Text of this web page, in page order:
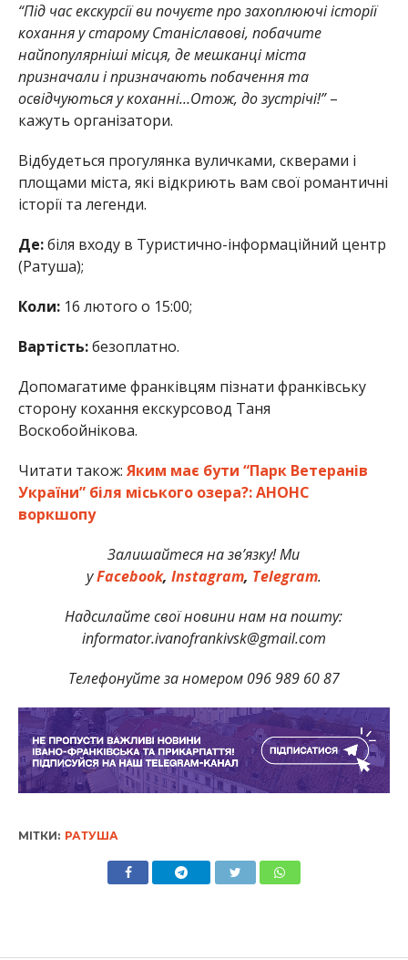
“Під час екскурсії ви почуєте про захоплюючі історії
кохання у старому Станіславові, побачите
найпопулярніші місця, де мешканці міста
призначали і призначають побачення та
освідчуються у коханні…Отож, до зустрічі!”–
кажуть організатори.
Відбудеться прогулянка вуличками, скверами і
площами міста, які відкриють вам свої романтичні
історії та легенди.
Де:біля входу в Туристично-інформаційний центр
(Ратуша);
Коли:16 лютого о 15:00;
Вартість:безоплатно.
Допомагатиме франківцям пізнати франківську
сторону кохання екскурсовод Таня
Воскобойнікова.
Читати також: Яким має бути “Парк Ветеранів
України” біля міського озера?: АНОНС
воркшопу
Залишайтеся на зв’язку! Ми
уFacebook, Instagram, Telegram.
Надсилайте свої новини нам на пошту:
informator.ivanofrankivsk@gmail.com
Телефонуйте за номером 096 989 60 87
МІТКИ: РАТУША